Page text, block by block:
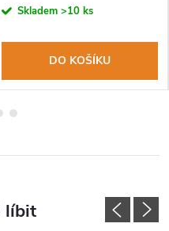
cena:Skladem >10 ks
DO KOŠÍKU